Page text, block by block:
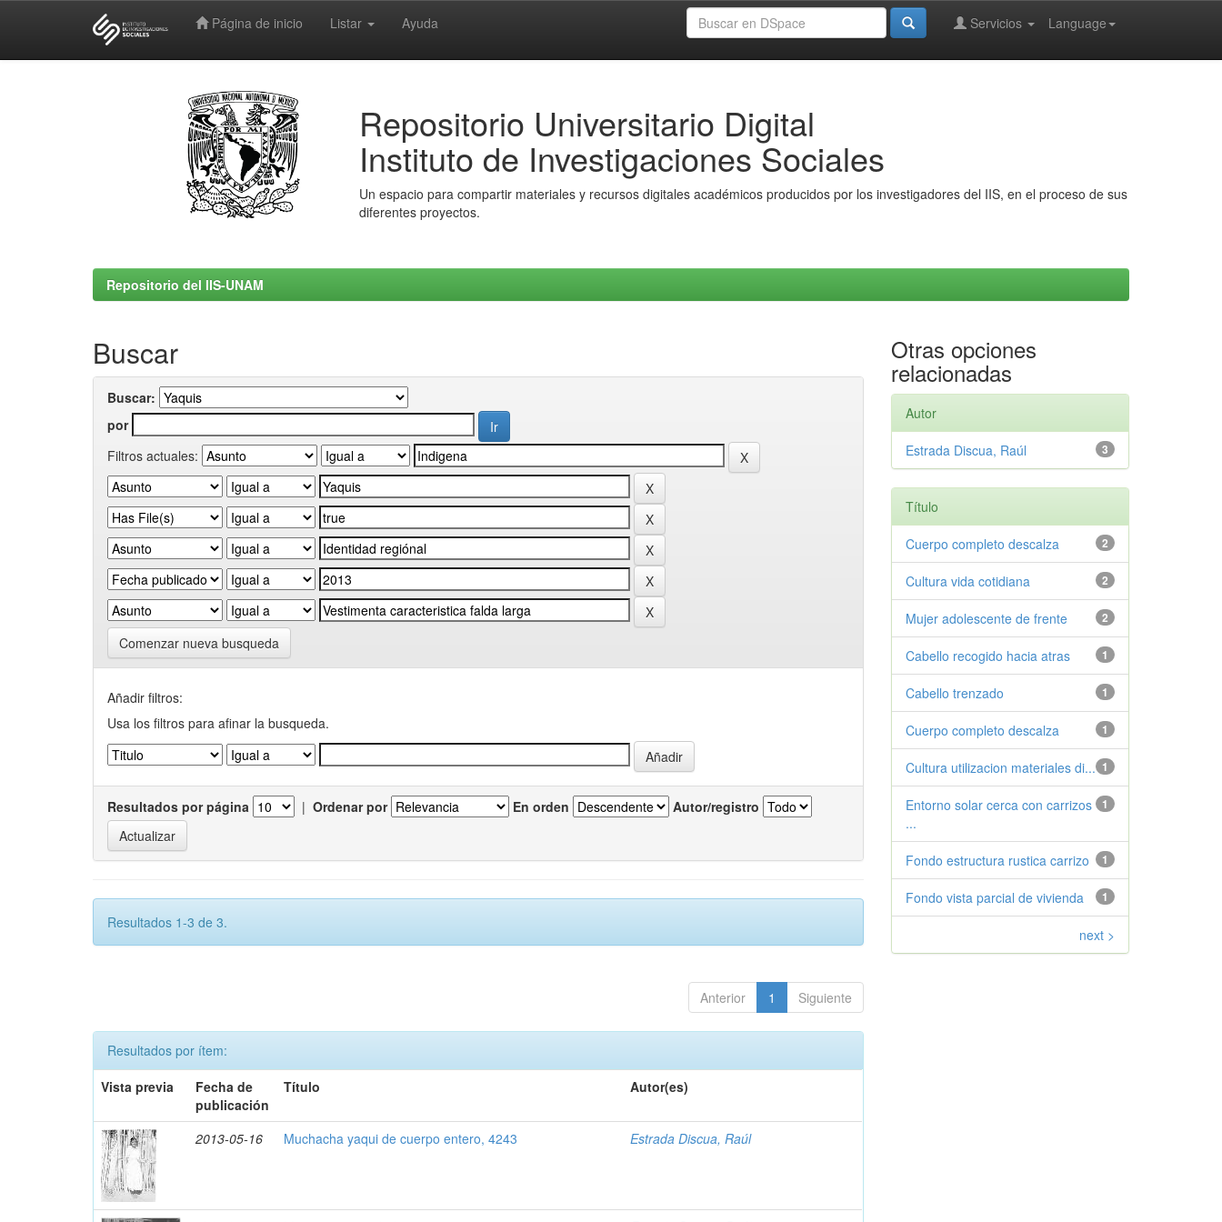
Página de inicio Listar Ayuda Language
Servicios
Repositorio Universitario Digital
Instituto de Investigaciones Sociales
Un espacio para compartir materiales y recursos digitales académicos producidos por los investigadores del IIS, en el proceso de sus
diferentes proyectos.
Repositorio del IIS-UNAM
Buscar
Buscar:
por
Filtros actuales:
Comenzar nueva busqueda
Añadir filtros:
Usa los filtros para afinar la busqueda.
Resultados por página | Ordenar por En orden Autor/registro
Resultados 1-3 de 3.
Anterior 1 Siguiente
Resultados por ítem:
Vista previa
Fecha de
publicación
Título Autor(es)
2013-05-16 Muchacha yaqui de cuerpo entero, 4243 Estrada Discua, Raúl
Otras opciones
relacionadas
Autor
3
Estrada Discua, Raúl
Título
2
Cuerpo completo descalza
2
Cultura vida cotidiana
2
Mujer adolescente de frente
1
Cabello recogido hacia atras
1
Cabello trenzado
1
Cuerpo completo descalza
1
Cultura utilizacion materiales di...
1
Entorno solar cerca con carrizos
...
1
Fondo estructura rustica carrizo
1
Fondo vista parcial de vivienda
next >